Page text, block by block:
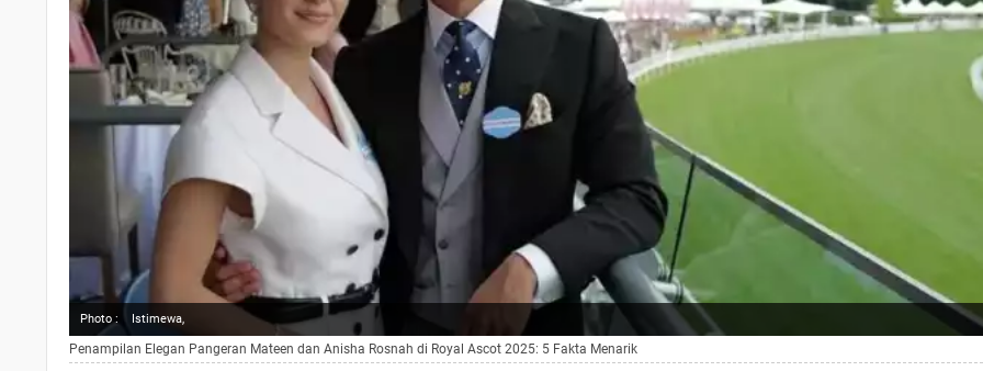
Photo : Istimewa,
Penampilan Elegan Pangeran Mateen dan Anisha Rosnah di Royal Ascot 2025: 5 Fakta Menarik